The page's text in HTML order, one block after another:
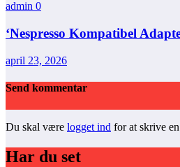
admin 0
‘Nespresso Kompatibel
april 23, 2026
Send kommentar
Du skal være logget ind for at skrive
Har du set